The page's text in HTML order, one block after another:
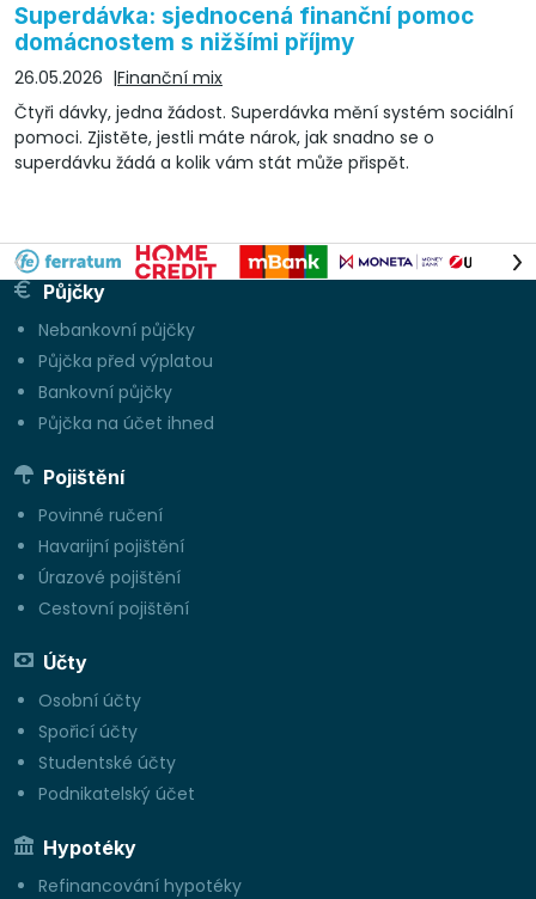
Superdávka: sjednocená finanční pomoc
domácnostem s nižšími příjmy
26.05.2026
Finanční mix
Čtyři dávky, jedna žádost. Superdávka mění systém sociální
pomoci. Zjistěte, jestli máte nárok, jak snadno se o
superdávku žádá a kolik vám stát může přispět.
Půjčky
Nebankovní půjčky
Půjčka před výplatou
Bankovní půjčky
Půjčka na účet ihned
Pojištění
Povinné ručení
Havarijní pojištění
Úrazové pojištění
Cestovní pojištění
Účty
Osobní účty
Spořicí účty
Studentské účty
Podnikatelský účet
Hypotéky
Refinancování hypotéky